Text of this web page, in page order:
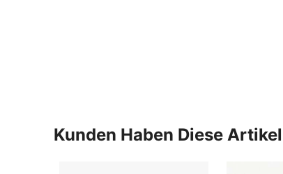
Kunden Haben Diese